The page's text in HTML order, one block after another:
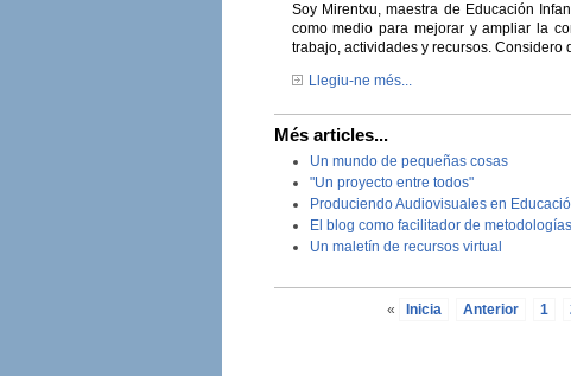
Soy Mirentxu, maestra de Educación
como medio para mejorar y ampliar la
trabajo, actividades y recursos.
Llegiu-ne més...
Més articles...
Un mundo de pequeñas cosas
"Un proyecto entre todos"
Produciendo Audiovisuales en
El blog como facilitador de
Un maletín de recursos virtual
« Inicia Anterior 1